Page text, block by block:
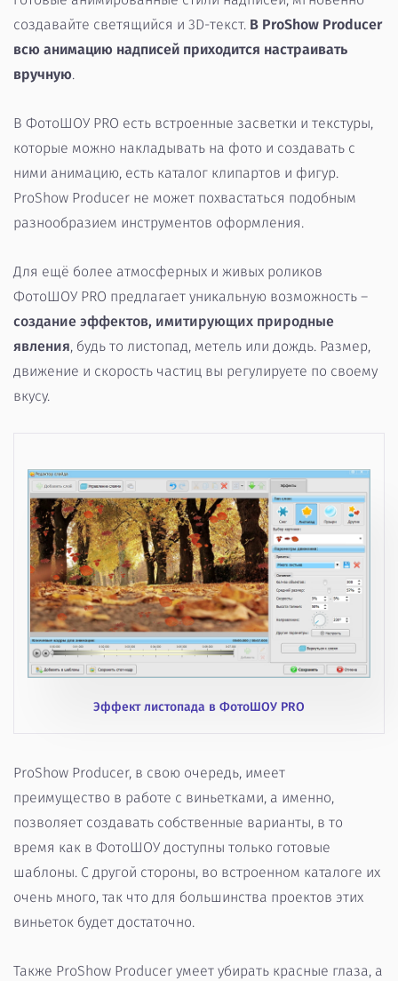
создавайте светящийся и 3D-текст. В ProShow Producer
всю анимацию надписей приходится настраивать
вручную.
В ФотоШОУ PRO есть встроенные засветки и текстуры,
которые можно накладывать на фото и создавать с
ними анимацию, есть каталог клипартов и фигур.
ProShow Producer не может похвастаться подобным
разнообразием инструментов оформления.
Для ещё более атмосферных и живых роликов
ФотоШОУ PRO предлагает уникальную возможность –
создание эффектов, имитирующих природные
явления, будь то листопад, метель или дождь. Размер,
движение и скорость частиц вы регулируете по своему
вкусу.
Эффект листопада в ФотоШОУ PRO
ProShow Producer, в свою очередь, имеет
преимущество в работе с виньетками, а именно,
позволяет создавать собственные варианты, в то
время как в ФотоШОУ доступны только готовые
шаблоны. С другой стороны, во встроенном каталоге их
очень много, так что для большинства проектов этих
виньеток будет достаточно.
Также ProShow Producer умеет убирать красные глаза, а